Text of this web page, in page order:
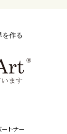
を作る